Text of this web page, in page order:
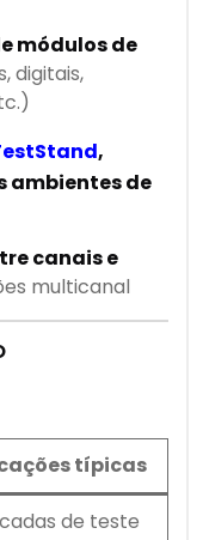
módulos de
digitais,
,
ambientes de
canais e
multicanal
típicas
de teste